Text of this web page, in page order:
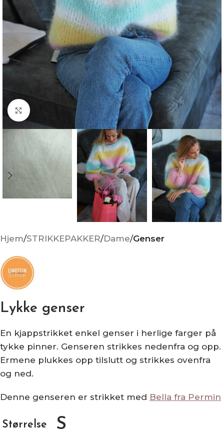
Click to enlarge
Hjem STRIKKEPAKKER Dame Genser
Lykke genser
En kjappstrikket enkel genser i herlige farger på
tykke pinner. Genseren strikkes nedenfra og opp.
Ermene plukkes opp tilslutt og strikkes ovenfra
og ned.
Denne genseren er strikket med Bella fra Permin
Størrelse S